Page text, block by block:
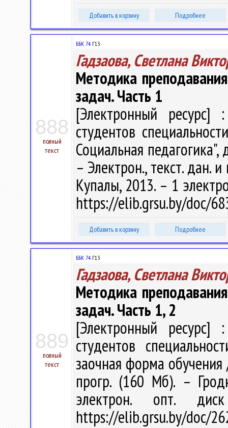
Добавить в корзину Подробнее
888
полный
текст
ББК 74.Г13
Гадзаова, Светлана
Методика
задач. Часть 1
[Электронный ресурс]
студентов
Социальная
– Электрон., текст. дан.
Купалы, 2013. – 1
https://elib.grsu.by/doc/
Добавить в корзину Подробнее
889
полный
текст
ББК 74.Г13
Гадзаова, Светлана
Методика
задач. Часть 1, 2
[Электронный ресурс]
студентов
заочная форма обучения
прогр. (160 Мб). –
электрон. опт.
https://elib.grsu.by/doc/